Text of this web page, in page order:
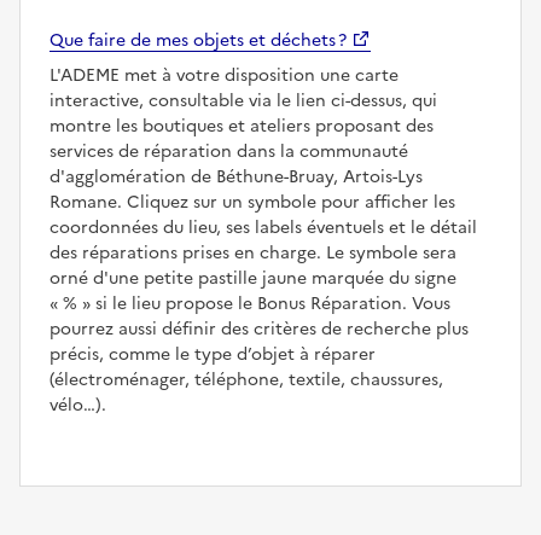
Que faire de mes objets et déchets ?
L'ADEME met à votre disposition une carte
interactive, consultable via le lien ci-dessus, qui
montre les boutiques et ateliers proposant des
services de réparation dans la communauté
d'agglomération de Béthune-Bruay, Artois-Lys
Romane. Cliquez sur un symbole pour afficher les
coordonnées du lieu, ses labels éventuels et le détail
des réparations prises en charge. Le symbole sera
orné d'une petite pastille jaune marquée du signe
%
si le lieu propose le Bonus Réparation. Vous
pourrez aussi définir des critères de recherche plus
précis, comme le type d’objet à réparer
(électroménager, téléphone, textile, chaussures,
vélo…).